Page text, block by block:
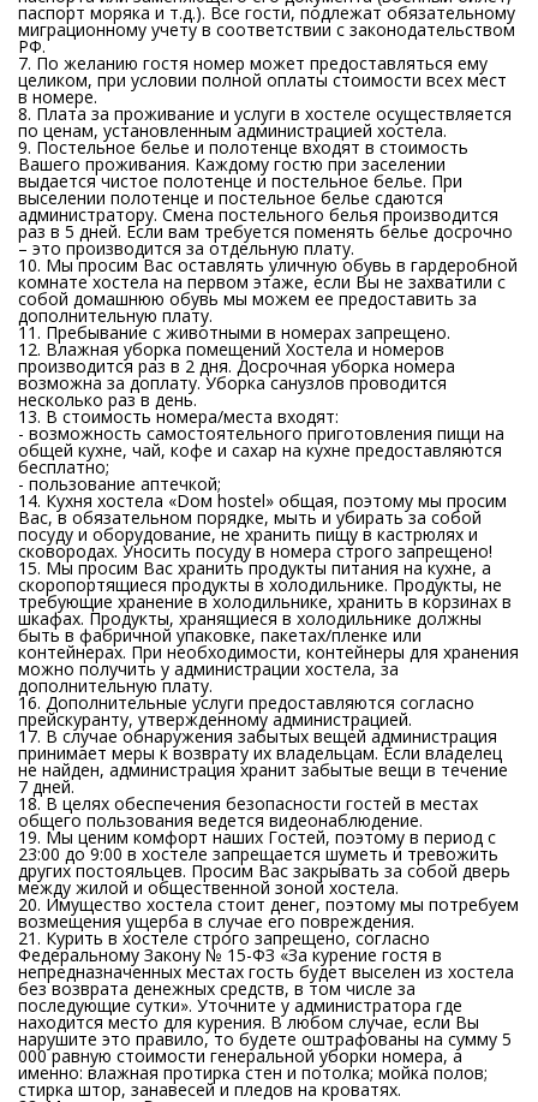
паспорт моряка и т.д.). Все гости, подлежат обязательному
миграционному учету в соответствии с законодательством
РФ.
7. По желанию гостя номер может предоставляться ему
целиком, при условии полной оплаты стоимости всех мест
в номере.
8. Плата за проживание и услуги в хостеле осуществляется
по ценам, установленным администрацией хостела.
9. Постельное белье и полотенце входят в стоимость
Вашего проживания. Каждому гостю при заселении
выдается чистое полотенце и постельное белье. При
выселении полотенце и постельное белье сдаются
администратору. Смена постельного белья производится
раз в 5 дней. Если вам требуется поменять белье досрочно
– это производится за отдельную плату.
10. Мы просим Вас оставлять уличную обувь в гардеробной
комнате хостела на первом этаже, если Вы не захватили с
собой домашнюю обувь мы можем ее предоставить за
дополнительную плату.
11. Пребывание с животными в номерах запрещено.
12. Влажная уборка помещений Хостела и номеров
производится раз в 2 дня. Досрочная уборка номера
возможна за доплату. Уборка санузлов проводится
несколько раз в день.
13. В стоимость номера/места входят:
- возможность самостоятельного приготовления пищи на
общей кухне, чай, кофе и сахар на кухне предоставляются
бесплатно;
- пользование аптечкой;
14. Кухня хостела «Dом hostel» общая, поэтому мы просим
Вас, в обязательном порядке, мыть и убирать за собой
посуду и оборудование, не хранить пищу в кастрюлях и
сковородах. Уносить посуду в номера строго запрещено!
15. Мы просим Вас хранить продукты питания на кухне, а
скоропортящиеся продукты в холодильнике. Продукты, не
требующие хранение в холодильнике, хранить в корзинах в
шкафах. Продукты, хранящиеся в холодильнике должны
быть в фабричной упаковке, пакетах/пленке или
контейнерах. При необходимости, контейнеры для хранения
можно получить у администрации хостела, за
дополнительную плату.
16. Дополнительные услуги предоставляются согласно
прейскуранту, утвержденному администрацией.
17. В случае обнаружения забытых вещей администрация
принимает меры к возврату их владельцам. Если владелец
не найден, администрация хранит забытые вещи в течение
7 дней.
18. В целях обеспечения безопасности гостей в местах
общего пользования ведется видеонаблюдение.
19. Мы ценим комфорт наших Гостей, поэтому в период с
23:00 до 9:00 в хостеле запрещается шуметь и тревожить
других постояльцев. Просим Вас закрывать за собой дверь
между жилой и общественной зоной хостела.
20. Имущество хостела стоит денег, поэтому мы потребуем
возмещения ущерба в случае его повреждения.
21. Курить в хостеле строго запрещено, согласно
Федеральному Закону № 15-ФЗ «За курение гостя в
непредназначенных местах гость будет выселен из хостела
без возврата денежных средств, в том числе за
последующие сутки». Уточните у администратора где
находится место для курения. В любом случае, если Вы
нарушите это правило, то будете оштрафованы на сумму 5
000 равную стоимости генеральной уборки номера, а
именно: влажная протирка стен и потолка; мойка полов;
стирка штор, занавесей и пледов на кроватях.